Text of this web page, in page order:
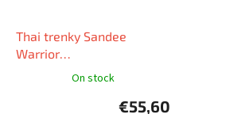
Thai trenky Sandee
Warrior
(červená/oranžová)
On stock
€55,60